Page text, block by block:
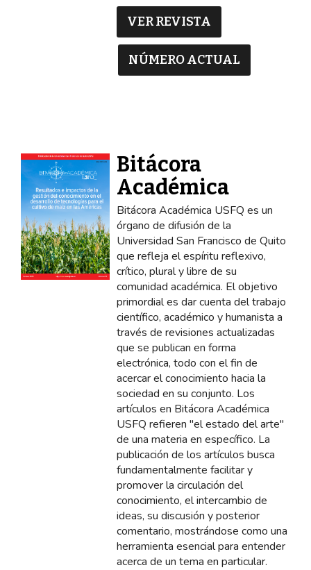
VER REVISTA
NÚMERO ACTUAL
Bitácora
Académica
Bitácora Académica USFQ es un
órgano de difusión de la
Universidad San Francisco de Quito
que refleja el espíritu reflexivo,
crítico, plural y libre de su
comunidad académica. El objetivo
primordial es dar cuenta del trabajo
científico, académico y humanista a
través de revisiones actualizadas
que se publican en forma
electrónica, todo con el fin de
acercar el conocimiento hacia la
sociedad en su conjunto. Los
artículos en Bitácora Académica
USFQ refieren "el estado del arte"
de una materia en específico. La
publicación de los artículos busca
fundamentalmente facilitar y
promover la circulación del
conocimiento, el intercambio de
ideas, su discusión y posterior
comentario, mostrándose como una
herramienta esencial para entender
acerca de un tema en particular.